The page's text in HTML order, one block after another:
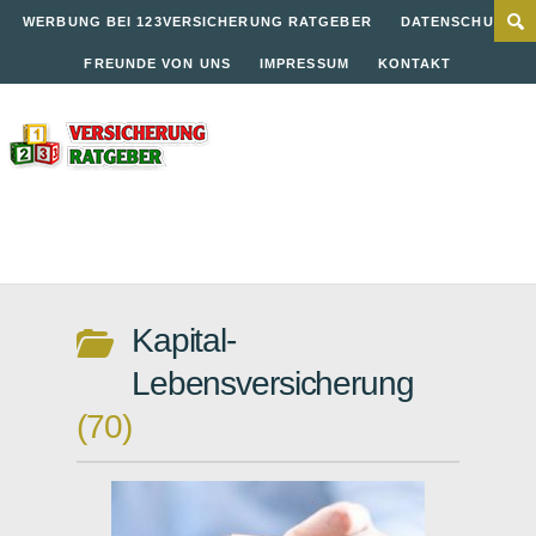
WERBUNG BEI 123VERSICHERUNG RATGEBER DATENSCHUTZ
FREUNDE VON UNS IMPRESSUM KONTAKT
Kapital-
Lebensversicherung
70